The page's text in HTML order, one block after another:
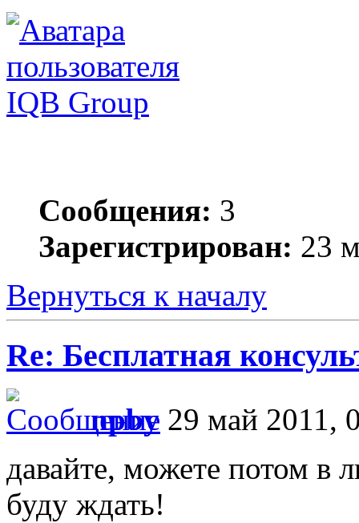
IQB Group
Сообщения: 3
Зарегистрирован: 23
Вернуться к началу
Re: Бесплатная
npby 29 май 2011,
давайте, можете потом в
буду ждать!